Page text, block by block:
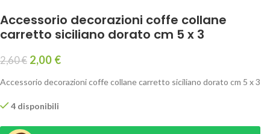
Accessorio decorazioni coffe collane
carretto siciliano dorato cm 5 x 3
2,60€ 2,00 €
Accessorio decorazioni coffe collane carretto siciliano dorato cm 5 x 3
4 disponibili